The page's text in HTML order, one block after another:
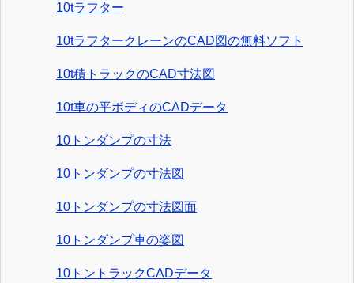
10tラフター
10tラフタークレーンのCAD図の無料ソフト
10t積トラックのCAD寸法図
10t車の平ボディのCADデータ
10トンダンプの寸法
10トンダンプの寸法図
10トンダンプの寸法図面
10トンダンプ車の姿図
10トントラックCADデータ